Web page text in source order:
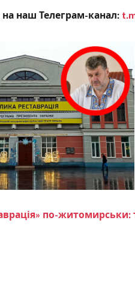
на наш Телеграм-канал:
по-житомирськи: